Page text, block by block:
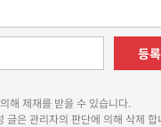
등록
해 제재를 받을 수 있습니다.
은 관리자의 판단에 의해 삭제 합